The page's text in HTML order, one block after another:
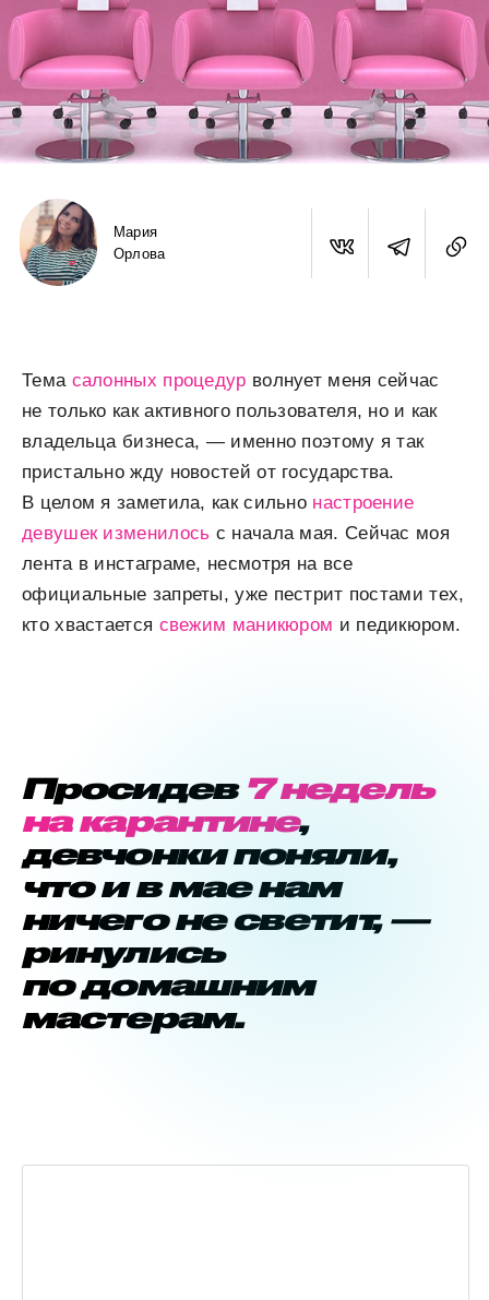
Мария
Орлова
Тема салонных процедур волнует меня сейчас
не только как активного пользователя, но и как
владельца бизнеса, — именно поэтому я так
пристально жду новостей от государства.
В целом я заметила, как сильно настроение
девушек изменилось с начала мая. Сейчас моя
лента в инстаграме, несмотря на все
официальные запреты, уже пестрит постами тех,
кто хвастается свежим маникюром и педикюром.
Просидев 7 недель
на карантине,
девчонки поняли,
что и в мае нам
ничего не светит, —
ринулись
по домашним
мастерам.